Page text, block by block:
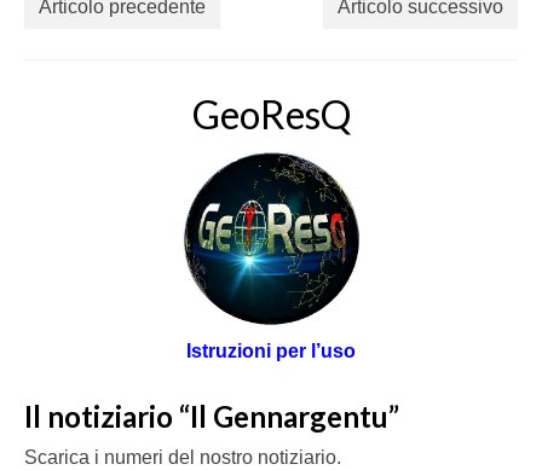
Articolo precedente Articolo successivo
GeoResQ
Istruzioni per l’uso
Il notiziario “Il Gennargentu”
Scarica i numeri del nostro notiziario.